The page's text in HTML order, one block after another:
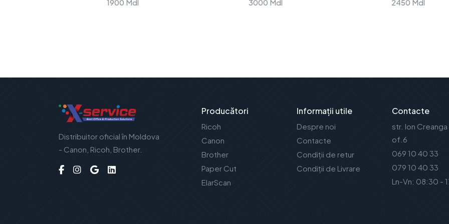
1900 Mdl 3000 Mdl 2450 Mdl
Distribuitor oficial în Moldova
- Canon, Ricoh, Brother.
Producători
Ricoh
Canon
Brother
Paper Cut
ElarScan
Informații utile
Despre noi
Contacte
Condiții de retur
Condiții de Livrare
Contacte
str. Ion Creanga
of.6
069 10 40 33
079 10 40 33
Ln-Vn: 08:30 -